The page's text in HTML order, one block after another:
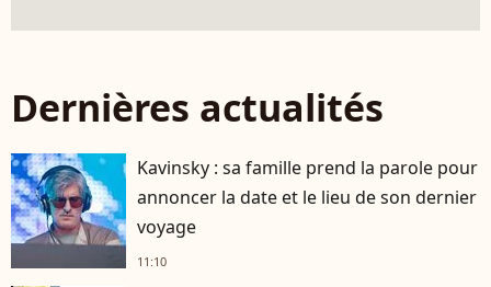
Dernières actualités
Kavinsky : sa famille prend la parole pour
annoncer la date et le lieu de son dernier
voyage
11:10